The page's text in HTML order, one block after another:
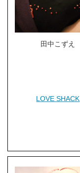
田中こずえ
LOVE SHACK